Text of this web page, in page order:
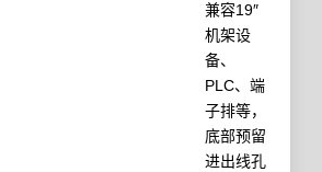
兼容19″
机架设
备、
PLC、端
子排等，
底部预留
进出线孔